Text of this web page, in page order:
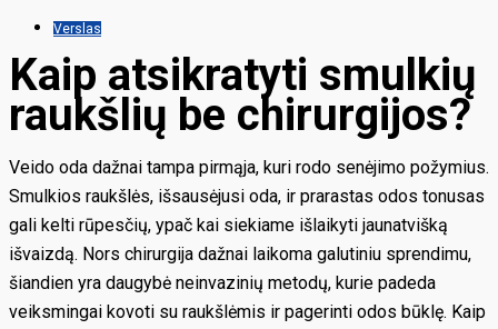
Verslas
Kaip atsikratyti smulkių
raukšlių be chirurgijos?
Veido oda dažnai tampa pirmąja, kuri rodo senėjimo požymius.
Smulkios raukšlės, išsausėjusi oda, ir prarastas odos tonusas
gali kelti rūpesčių, ypač kai siekiame išlaikyti jaunatvišką
išvaizdą. Nors chirurgija dažnai laikoma galutiniu sprendimu,
šiandien yra daugybė neinvazinių metodų, kurie padeda
veiksmingai kovoti su raukšlėmis ir pagerinti odos būklę. Kaip